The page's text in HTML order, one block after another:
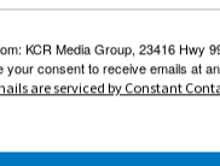
KCR Media Group, 23416 Hwy
your consent to receive emails at
are serviced by Constant